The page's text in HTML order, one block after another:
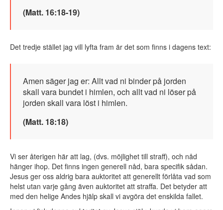
(Matt. 16:18-19)
Det tredje stället jag vill lyfta fram är det som finns i dagens text:
Amen säger jag er: Allt vad ni binder på jorden
skall vara bundet i himlen, och allt vad ni löser på
jorden skall vara löst i himlen.
(Matt. 18:18)
Vi ser återigen här att lag, (dvs. möjlighet till straff), och nåd
hänger ihop. Det finns ingen generell nåd, bara specifik sådan.
Jesus ger oss aldrig bara auktoritet att generellt förlåta vad som
helst utan varje gång även auktoritet att straffa. Det betyder att
med den helige Andes hjälp skall vi avgöra det enskilda fallet.